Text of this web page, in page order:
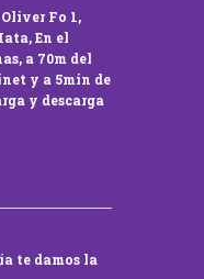
Fo 1,
En el
a 70m del
y a 5min de
y descarga
te damos la